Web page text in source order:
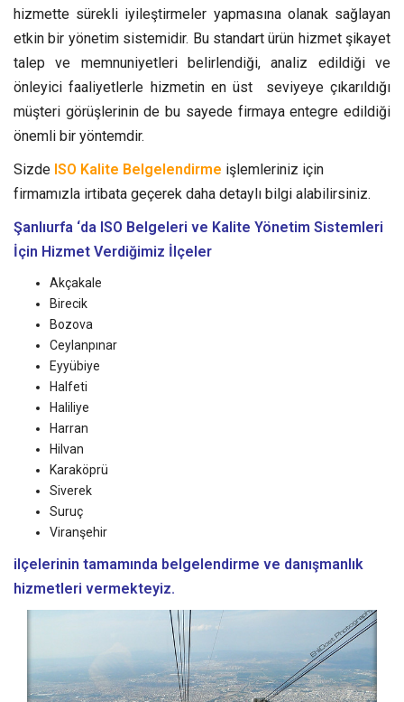
hizmette sürekli iyileştirmeler yapmasına olanak sağlayan
etkin bir yönetim sistemidir. Bu standart ürün hizmet şikayet
talep ve memnuniyetleri belirlendiği, analiz edildiği ve
önleyici faaliyetlerle hizmetin en üst seviyeye çıkarıldığı
müşteri görüşlerinin de bu sayede firmaya entegre edildiği
önemli bir yöntemdir.
Sizde ISO Kalite Belgelendirme işlemleriniz için
firmamızla irtibata geçerek daha detaylı bilgi alabilirsiniz.
Şanlıurfa ‘da ISO Belgeleri ve Kalite Yönetim Sistemleri
İçin Hizmet Verdiğimiz İlçeler
Akçakale
Birecik
Bozova
Ceylanpınar
Eyyübiye
Halfeti
Haliliye
Harran
Hilvan
Karaköprü
Siverek
Suruç
Viranşehir
ilçelerinin tamamında belgelendirme ve danışmanlık
hizmetleri vermekteyiz.